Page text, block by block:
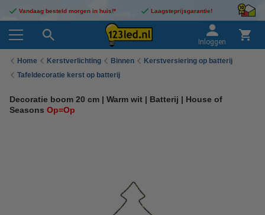
Vandaag besteld morgen in huis!* Laagsteprijsgarantie!
Inloggen
Home Kerstverlichting Binnen
Kerstversiering op batterij
Tafeldecoratie kerst op batterij
Decoratie boom 20 cm | Warm wit | Batterij | House of
Seasons Op=Op